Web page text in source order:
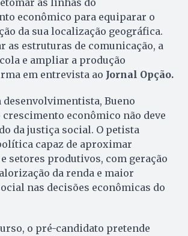
as linhas do
econômico para equiparar o
da sua localização geográfica.
as estruturas de comunicação, a
e ampliar a produção
em entrevista ao Jornal Opção.
desenvolvimentista, Bueno
crescimento econômico não deve
da justiça social. O petista
capaz de aproximar
setores produtivos, com geração
da renda e maior
nas decisões econômicas do
o pré-candidato pretende